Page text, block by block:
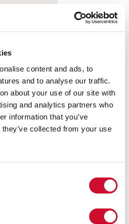
content and ads, to
and to analyse our traffic.
about your use of our site with
and analytics partners who
information that you’ve
collected from your use
IEC 60598-2:2015 2-1, 2-2